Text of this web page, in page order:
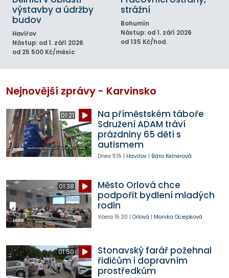
výstavby a údržby
budov
Havířov
Nástup: od 1. září 2026
od 25 500 Kč/měsíc
strážní
Bohumín
Nástup: od 1. září 2026
od 135 Kč/hod.
Nejnovější zprávy - Karvinsko
01:21
Na příměstském táboře
Sdružení ADAM tráví
prázdniny 65 dětí s
autismem
Dnes 11:15 | Havířov| Bára Kelnerová
01:38
Město Orlová chce
podpořit bydlení mladých
rodin
Včera 15:30 | Orlová | Monika Ociepková
01:50
Stonavský farář požehnal
řidičům i dopravním
prostředkům